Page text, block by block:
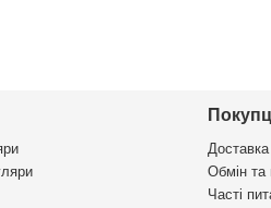
Обмін та
Часті